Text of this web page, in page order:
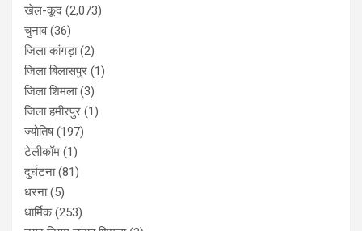
खेल-कूद (2,073)
चुनाव(36)
जिला कांगड़ा(2)
जिला बिलासपुर (1)
जिला शिमला(3)
जिला हमीरपुर (1)
ज्योतिष(197)
टेलीकॉम (1)
दुर्घटना(81)
धरना(5)
धार्मिक(253)